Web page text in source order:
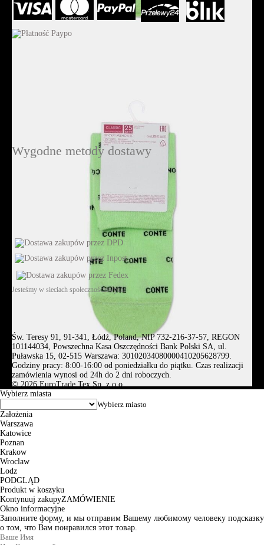
Wygodne metody dostawy
Jesteśmy w sieciach społecznościowych
Św. Teresy 91, 91-341, Łódź, Poland, NIP 732-216-37-57, REGON
101144034, Powszechna Kasa Oszczędności Bank Polski SA, ul.
Puławska 15, 02-515 Warszawa: 30102034080000410205628799.
Godziny pracy: 8:00-16:00 od poniedziałku do piątku. Czas realizacji
zamówienia wynosi od 24h do 2 dni roboczych.
© 2026 EuroTrade Tex Sp. z o.o.
Wybierz miasta
Założenia
Warszawa
Katowice
Poznan
Krakow
Wroclaw
Lodz
PODGLĄD
Produkt w koszyku
Kontynuuj zakupyZAMÓWIENIE
Okno informacyjne
Заполните форму, и мы отправим Вашему любимому человеку подсказку
о том, что Вам понравился этот товар.